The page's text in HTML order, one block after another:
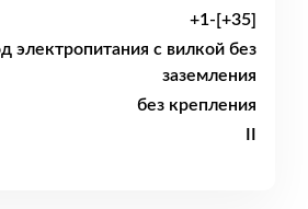
+1-[+35]
электропитания с вилкой без
заземления
без крепления
II